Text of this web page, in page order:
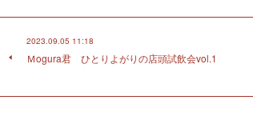
2023.09.05 11:18
Ｍogura君 ひとりよがりの店頭試飲会vol.1